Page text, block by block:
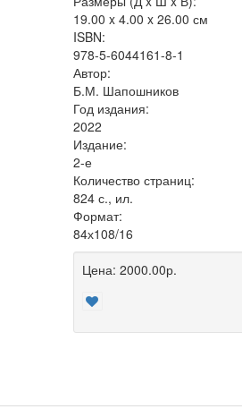
19.00 x 4.00 x 26.00 см
ISBN:
978-5-6044161-8-1
Автор:
Б.М. Шапошников
Год издания:
2022
Издание:
2-е
Количество страниц:
824 с., ил.
Формат:
84х108/16
Цена: 2000.00р.